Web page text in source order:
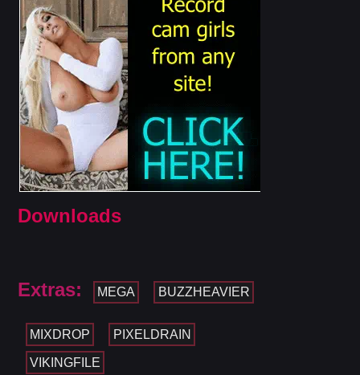
Downloads
Extras: MEGA BUZZHEAVIER
MIXDROP PIXELDRAIN
VIKINGFILE